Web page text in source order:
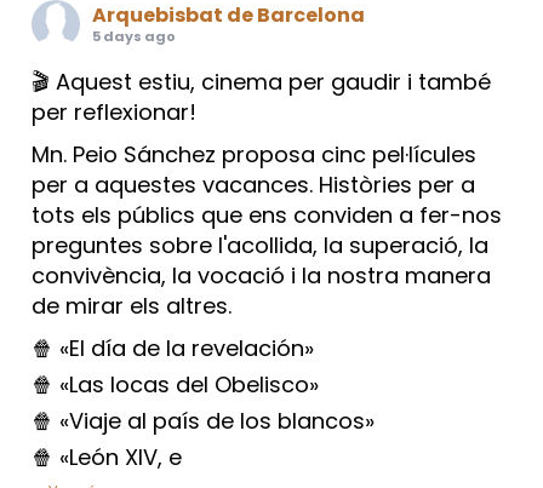
Arquebisbat de Barcelona
5 days ago
🎬 Aquest estiu, cinema per gaudir i també
per reflexionar!
Mn. Peio Sánchez proposa cinc pel·lícules
per a aquestes vacances. Històries per a
tots els públics que ens conviden a fer-nos
preguntes sobre l'acollida, la superació, la
convivència, la vocació i la nostra manera
de mirar els altres.
🍿 «El día de la revelación»
🍿 «Las locas del Obelisco»
🍿 «Viaje al país de los blancos»
🍿 «León XIV, e